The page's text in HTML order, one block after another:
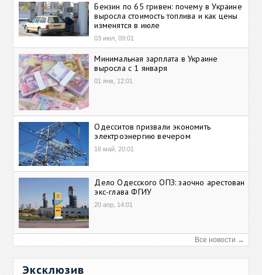
Бензин по 65 гривен: почему в Украине
выросла стоимость топлива и как цены
изменятся в июле
03 июл, 09:01
Минимальная зарплата в Украине
выросла с 1 января
01 янв, 12:01
Одесситов призвали экономить
электроэнергию вечером
16 май, 20:01
Дело Одесского ОПЗ: заочно арестован
экс-глава ФГИУ
20 апр, 14:01
Все новости →
Эксклюзив